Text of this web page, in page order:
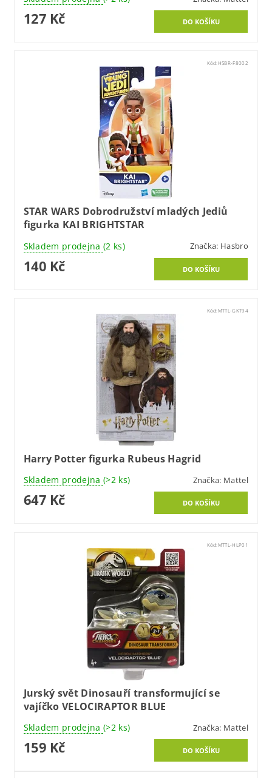
127 Kč
Kód: HSBR-F8002
STAR WARS Dobrodružství mladých Jediů
figurka KAI BRIGHTSTAR
Skladem prodejna (2 ks) Značka: Hasbro
140 Kč
Kód: MTTL-GKT94
Harry Potter figurka Rubeus Hagrid
Skladem prodejna (>2 ks) Značka: Mattel
647 Kč
Kód: MTTL-HLP01
Jurský svět Dinosauří transformující se
vajíčko VELOCIRAPTOR BLUE
Skladem prodejna (>2 ks) Značka: Mattel
159 Kč